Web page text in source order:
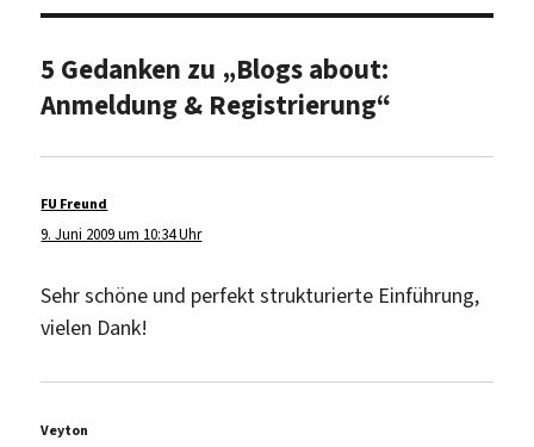
5 Gedanken zu „Blogs about:
Anmeldung & Registrierung“
FU Freund
9. Juni 2009 um 10:34 Uhr
Sehr schöne und perfekt strukturierte Einführung,
vielen Dank!
Veyton